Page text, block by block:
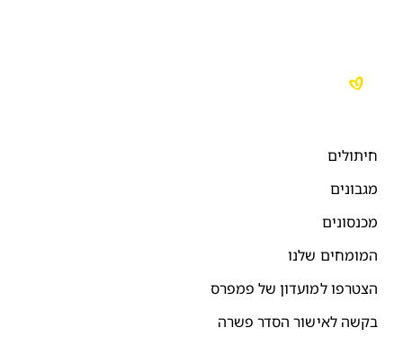
שלנו
למועדון של פמפרס
לאישור הסדר פשרה